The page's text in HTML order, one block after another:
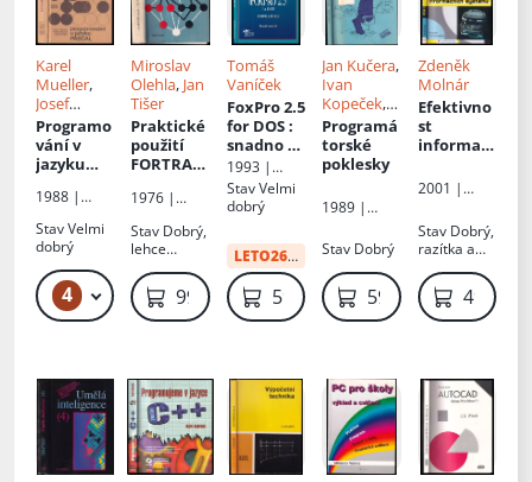
u
Karel
Mueller,
Josef
Jinoch,
Josef
Vogel,
Karel
Müller
Programo
vání v
jazyku
Celostátn
í
vysokoško
příručka
pro
vysoké
1988 |
nakladatels
tví
technické
literatury
StavVelmi
dobrý
4 49 Kč – 69 Kč
Miroslav
Olehla, Jan
Tišer
Praktické
použití
FORTRAN
1976 |
tví dopravy
a spojů
Stav Dobrý,
lehce
obálka 99 Kč
Tomáš
Vaníček
FoxPro 2.5
for DOS:
snadno a
rychle
1993 |
Grada
StavVelmi
dobrý
LETO26
:41 Kč
59 Kč
Jan Kučera,
Ivan
Kopeček,
Il.Vladimír
Renčín
Programá
torské
poklesky
1989 |
fronta
Stav Dobrý
59 Kč
Zdeněk
Molnár
Efektivno
st
informač
systémů
2001 |
Stav Dobrý,
razítka a
knihovny49 Kč